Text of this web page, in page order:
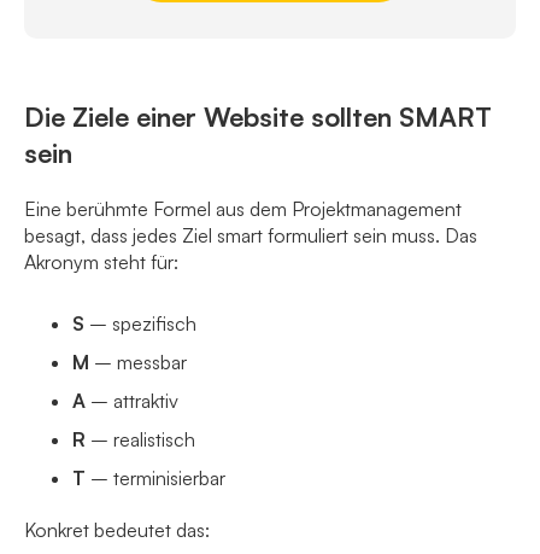
Die Ziele einer Website sollten SMART
sein
Eine berühmte Formel aus dem Projektmanagement
besagt, dass jedes Ziel smart formuliert sein muss. Das
Akronym steht für:
S – spezifisch
M – messbar
A – attraktiv
R – realistisch
T – terminisierbar
Konkret bedeutet das: